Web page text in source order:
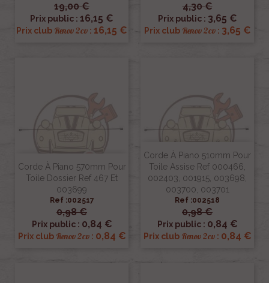
19,00 €
Prix public : 16,15 €
Prix club Renov 2cv : 16,15 €
4,30 €
Prix public : 3,65 €
Prix club Renov 2cv: 3,65 €
Corde À Piano 570mm Pour
Toile Dossier Ref 467 Et
003699
Ref :002517
0,98 €
Prix public : 0,84 €
Prix club Renov 2cv: 0,84 €
Corde À Piano 510mm Pour
Toile Assise Ref 000466,
002403, 001915, 003698,
003700, 003701
Ref :002518
0,98 €
Prix public : 0,84 €
Prix club Renov 2cv: 0,84 €